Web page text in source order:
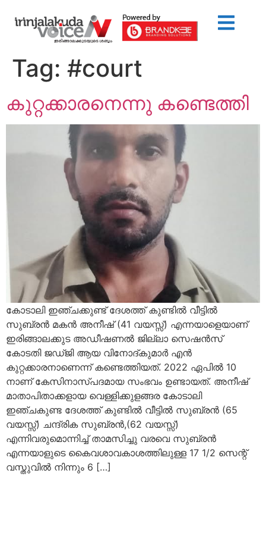
Tag: #court
കുറ്റക്കാരനെന്നു കണ്ടെത്തി
കോടാലി ഇഞ്ചക്കുണ്ട് ദേശത്ത് കുണ്ടിൽ വീട്ടിൽ
സുബ്രൻ മകൻ അനീഷ് (41 വയസ്സ്) എന്നയാളെയാണ്
ഇരിങ്ങാലക്കുട അഡീഷണൽ ജില്ലാ സെഷൻസ്
കോടതി ജഡ്‌ജി ആയ വിനോദ്‌കുമാർ എൻ
കുറ്റക്കാരനാണെന്ന് കണ്ടെത്തിയത്. 2022 ഏപിൽ 10
നാണ് കേസിനാസ്‌പദമായ സംഭവം ഉണ്ടായത്. അനീഷ്
മാതാപിതാക്കളായ വെള്ളിക്കുളങ്ങര കോടാലി
ഇഞ്ചകുണ്ട ദേശത്ത് കുണ്ടിൽ വീട്ടിൽ സുബ്രൻ (65
വയസ്സ്) ചന്ദ്രിക സുബ്രൻ,(62 വയസ്സ്)
എന്നിവരുമൊന്നിച്ച് താമസിച്ചു വരവെ സുബ്രൻ
എന്നയാളുടെ കൈവശാവകാശത്തിലുള്ള 17 1/2 സെന്റ്
വസ്തുവിൽ നിന്നും 6 […]